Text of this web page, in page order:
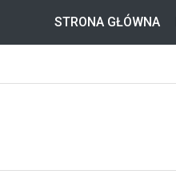
STRONA GŁÓWNA